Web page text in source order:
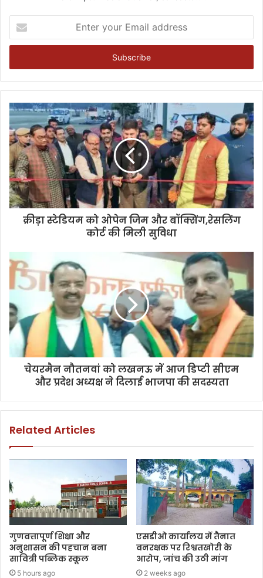
your
Email
क्रीड़ा स्टेडियम को ओपेन जिम और बॉक्सिंग,रेसलिंग
कोर्ट की मिली सुविधा
चेयरमैन नौतनवां को लखनऊ में आज डिप्टी सीएम
और प्रदेश अध्यक्ष ने दिलाई भाजपा की सदस्यता
Related Articles
गुणवत्तापूर्ण शिक्षा और
अनुशासन की पहचान बना
सावित्री पब्लिक स्कूल
5 hours ago
एसडीओ कार्यालय में तैनात
वनरक्षक पर रिश्वतखोरी के
आरोप, जांच की उठी मांग
2 weeks ago